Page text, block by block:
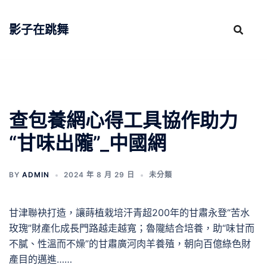
影子在跳舞
查包養網心得工具協作助力
“甘味出隴”_中國網
BY ADMIN 2024 年 8 月 29 日 未分類
甘津聯袂打造，讓蒔植栽培汗青超200年的甘肅永登“苦水
玫瑰”財產化成長門路越走越寬；魯隴結合培養，助“味甘而
不膩、性溫而不燥”的甘肅廣河肉羊養殖，朝向百億綠色財
產目的邁進……